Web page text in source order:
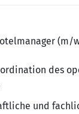
(m/
des
und